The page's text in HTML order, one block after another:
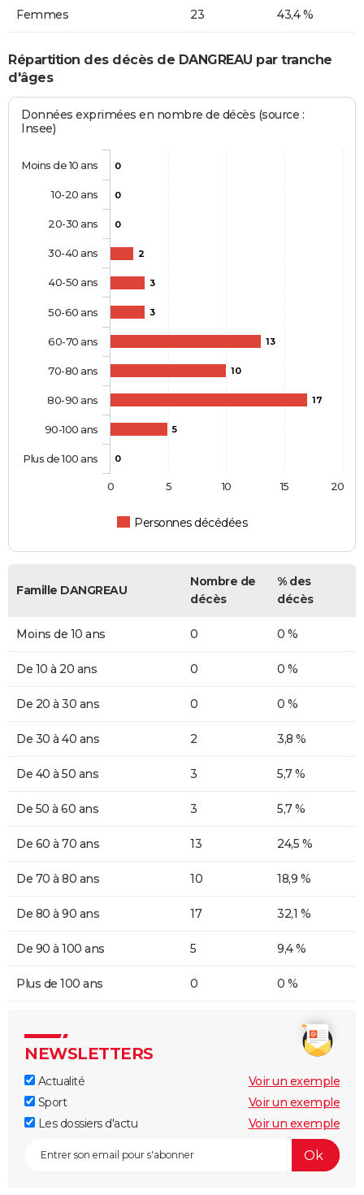
Femmes 23 43,4 %
Répartition des décès de DANGREAU par tranche
d'âges
Données exprimées en nombre de décès (source :
Insee)
0
0
0
2
3
3
13
10
17
5
0
Personnes décédées
Moins de 10 ans
10-20 ans
20-30 ans
30-40 ans
40-50 ans
50-60 ans
60-70 ans
70-80 ans
80-90 ans
90-100 ans
Plus de 100 ans
0 5 10 15 20
Famille DANGREAU
Nombre de
décès
% des
décès
Moins de 10 ans 0 0 %
De 10 à 20 ans 0 0 %
De 20 à 30 ans 0 0 %
De 30 à 40 ans 2 3,8 %
De 40 à 50 ans 3 5,7 %
De 50 à 60 ans 3 5,7 %
De 60 à 70 ans 13 24,5 %
De 70 à 80 ans 10 18,9 %
De 80 à 90 ans 17 32,1 %
De 90 à 100 ans 5 9,4 %
Plus de 100 ans 0 0 %
NEWSLETTERS
Actualité
Voir un exemple
Sport
Voir un exemple
Les dossiers d'actu
Voir un exemple